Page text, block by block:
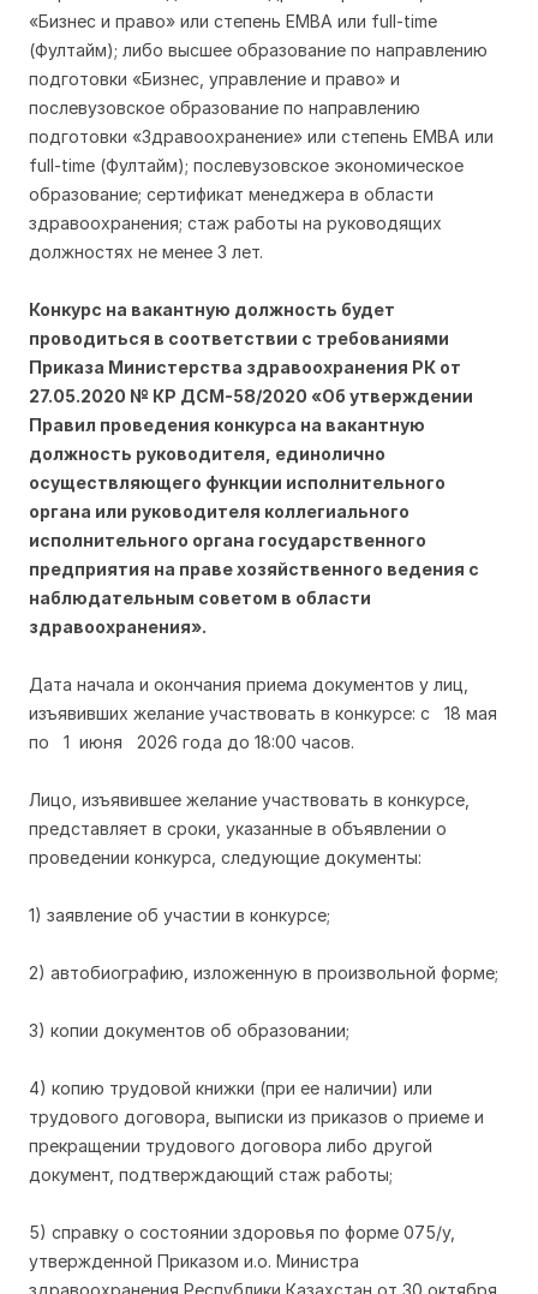
«Бизнес и право» или степень ЕМВА или full-time
(Фултайм); либо высшее образование по направлению
подготовки «Бизнес, управление и право» и
послевузовское образование по направлению
подготовки «Здравоохранение» или степень ЕМВА или
full-time (Фултайм); послевузовское экономическое
образование; сертификат менеджера в области
здравоохранения; стаж работы на руководящих
должностях не менее 3 лет.
Конкурс на вакантную должность будет
проводиться в соответствии с требованиями
Приказа Министерства здравоохранения РК от
27.05.2020 № КР ДСМ-58/2020 «Об утверждении
Правил проведения конкурса на вакантную
должность руководителя, единолично
осуществляющего функции исполнительного
органа или руководителя коллегиального
исполнительного органа государственного
предприятия на праве хозяйственного ведения с
наблюдательным советом в области
здравоохранения».
Дата начала и окончания приема документов у лиц,
изъявивших желание участвовать в конкурсе: с 18 мая
по 1 июня 2026 года до 18:00 часов.
Лицо, изъявившее желание участвовать в конкурсе,
представляет в сроки, указанные в объявлении о
проведении конкурса, следующие документы:
1) заявление об участии в конкурсе;
2) автобиографию, изложенную в произвольной форме;
3) копии документов об образовании;
4) копию трудовой книжки (при ее наличии) или
трудового договора, выписки из приказов о приеме и
прекращении трудового договора либо другой
документ, подтверждающий стаж работы;
5) справку о состоянии здоровья по форме 075/у,
утвержденной Приказом и.о. Министра
здравоохранения Республики Казахстан от 30 октября